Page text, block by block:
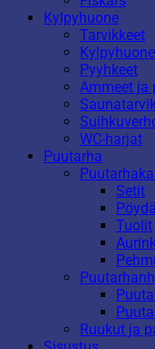
Kylpyhuone
Tarvikkeet
Pyyhkeet
Ammeet ja
WC-harjat
Puutarha
Setit
Tuolit
Ruukut ja